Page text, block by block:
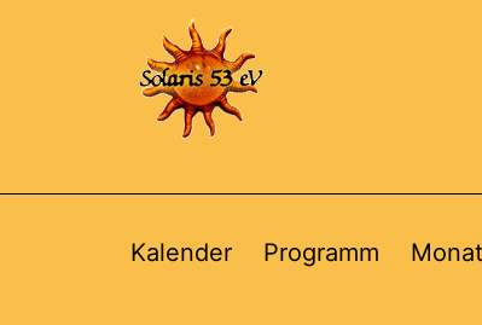
Kalender Programm Monat